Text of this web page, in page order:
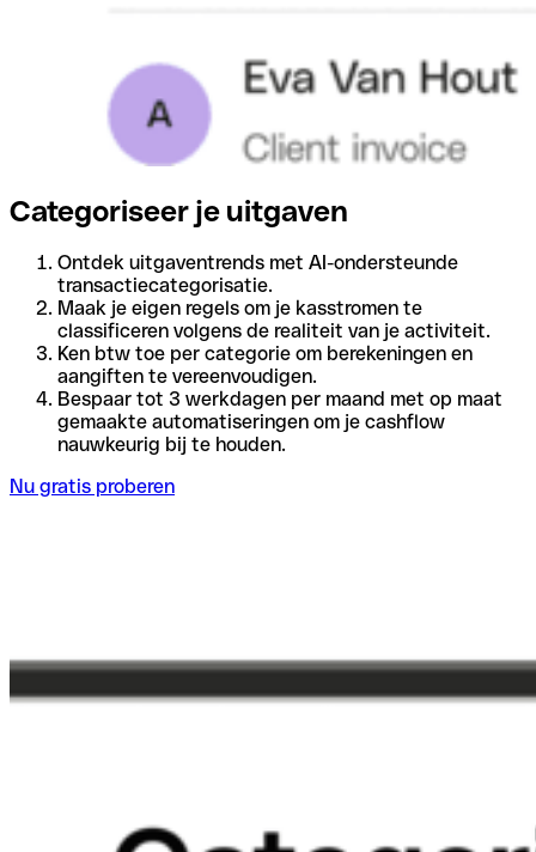
Categoriseer je uitgaven
Ontdek uitgaventrends met AI-ondersteunde
transactiecategorisatie.
Maak je eigen regels om je kasstromen te
classificeren volgens de realiteit van je activiteit.
Ken btw toe per categorie om berekeningen en
aangiften te vereenvoudigen.
Bespaar tot 3 werkdagen per maand met op maat
gemaakte automatiseringen om je cashflow
nauwkeurig bij te houden.
Nu gratis proberen